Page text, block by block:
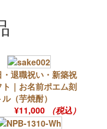
退職祝い・新築祝
ト｜お名前ポエム刻
（芋焼酎）
¥11,000
（税込）